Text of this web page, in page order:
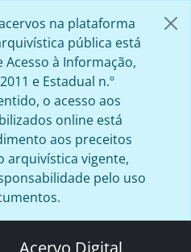
na plataforma
pública está
Acesso à Informação,
e Estadual n.º
o acesso aos
online está
aos preceitos
arquivística vigente,
pelo uso
Acervo Digital